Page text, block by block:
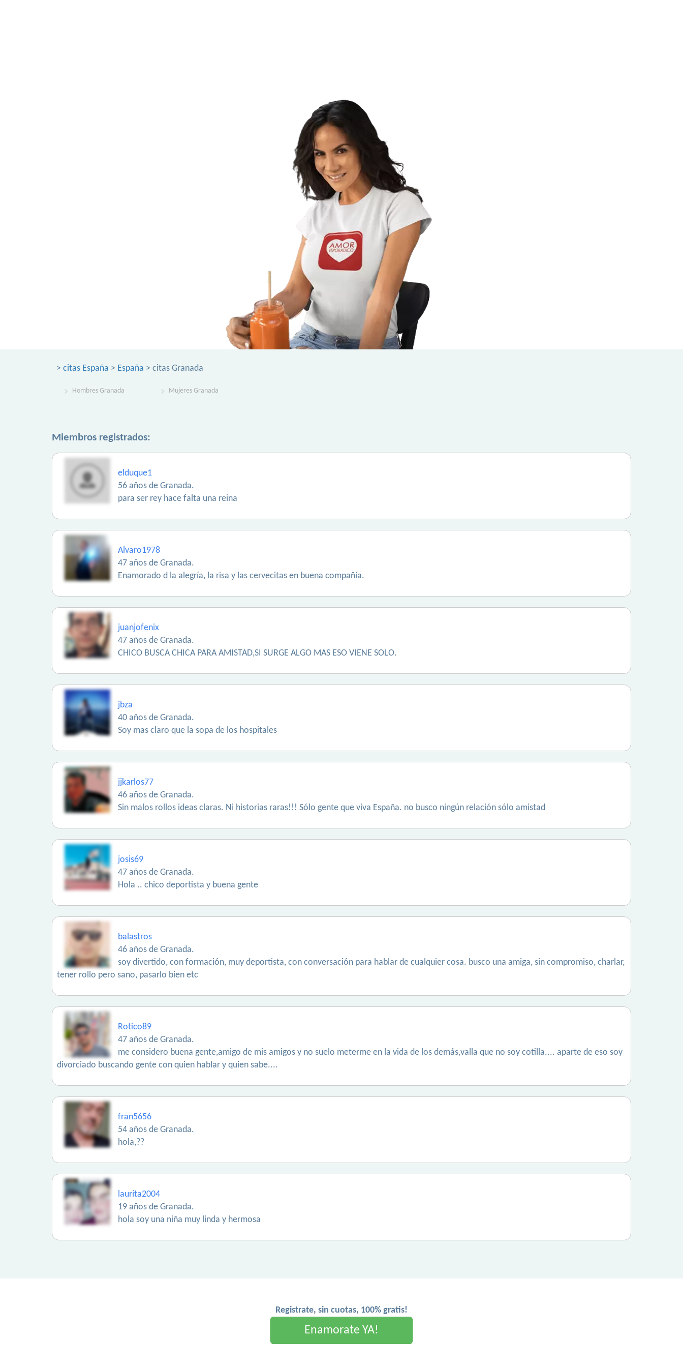
> citas España > España > citas Granada
Hombres Granada Mujeres Granada
Miembros registrados:
elduque1
56 años de Granada.
para ser rey hace falta una reina
Alvaro1978
47 años de Granada.
Enamorado d la alegría, la risa y las cervecitas en buena compañía.
juanjofenix
47 años de Granada.
CHICO BUSCA CHICA PARA AMISTAD,SI SURGE ALGO MAS ESO VIENE SOLO.
jbza
40 años de Granada.
Soy mas claro que la sopa de los hospitales
jjkarlos77
46 años de Granada.
Sin malos rollos ideas claras. Ni historias raras!!! Sólo gente que viva España. no busco ningún relación sólo amistad
josis69
47 años de Granada.
Hola .. chico deportista y buena gente
balastros
46 años de Granada.
soy divertido, con formación, muy deportista, con conversación para hablar de cualquier cosa. busco una amiga, sin compromiso, charlar,
tener rollo pero sano, pasarlo bien etc
Rotico89
47 años de Granada.
me considero buena gente,amigo de mis amigos y no suelo meterme en la vida de los demás,valla que no soy cotilla.... aparte de eso soy
divorciado buscando gente con quien hablar y quien sabe....
fran5656
54 años de Granada.
hola,??
laurita2004
19 años de Granada.
hola soy una niña muy linda y hermosa
Registrate, sin cuotas, 100% gratis!
Enamorate YA!